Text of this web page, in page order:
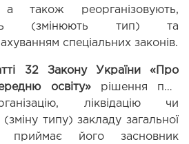
також реорганізовують,
(змінюють тип) та
спеціальних законів.
32 Закону України «Про
освіту» рішення про
ліквідацію чи
типу) закладу загальної
приймає його засновник